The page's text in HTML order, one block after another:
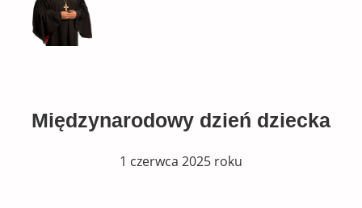
Międzynarodowy dzień dziecka
1 czerwca 2025 roku